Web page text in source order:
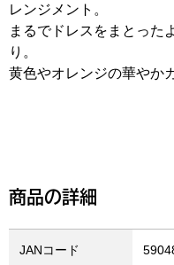
レンジメント。
まるでドレスをまとった
り。
黄色やオレンジの華やか
商品の詳細
JANコード